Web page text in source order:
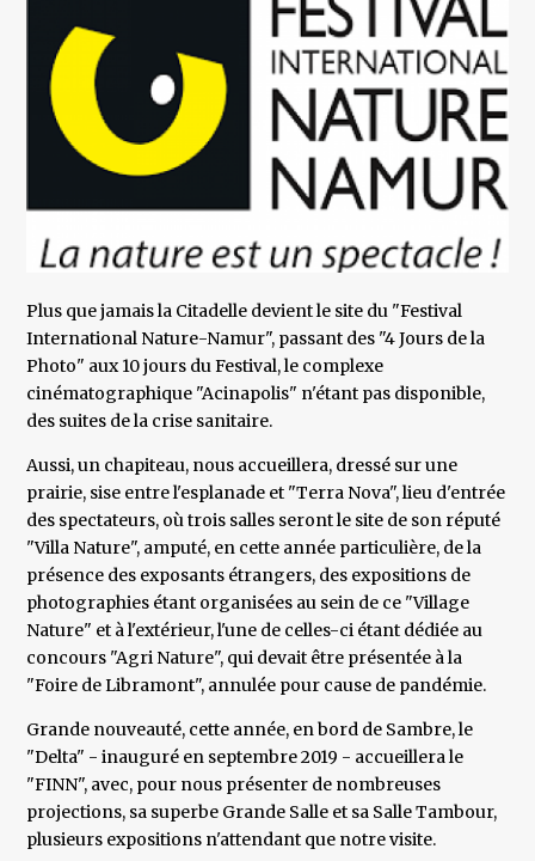
Plus que jamais la Citadelle devient le site du "Festival
International Nature-Namur", passant des "4 Jours de la
Photo" aux 10 jours du Festival, le complexe
cinématographique "Acinapolis" n'étant pas disponible,
des suites de la crise sanitaire.
Aussi, un chapiteau, nous accueillera, dressé sur une
prairie, sise entre l'esplanade et "Terra Nova", lieu d'entrée
des spectateurs, où trois salles seront le site de son réputé
"Villa Nature", amputé, en cette année particulière, de la
présence des exposants étrangers, des expositions de
photographies étant organisées au sein de ce "Village
Nature" et à l'extérieur, l'une de celles-ci étant dédiée au
concours "Agri Nature", qui devait être présentée à la
"Foire de Libramont", annulée pour cause de pandémie.
Grande nouveauté, cette année, en bord de Sambre, le
"Delta" - inauguré en septembre 2019 - accueillera le
"FINN", avec, pour nous présenter de nombreuses
projections, sa superbe Grande Salle et sa Salle Tambour,
plusieurs expositions n'attendant que notre visite.